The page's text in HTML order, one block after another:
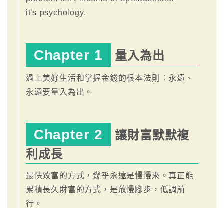
it's psychology.
Chapter 1 量入為出
過上美好生活和掌握金錢的根本法則：永遠、
永遠要量入為出。
Chapter 2
讓財富默默複
利成長
最快致富的方式，幾乎永遠是慢慢來。真正能
累積長久財富的方式，是放慢腳步，低調前
行。